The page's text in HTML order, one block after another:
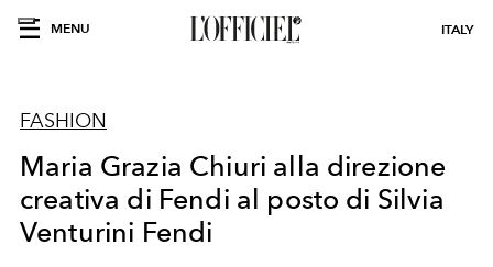
MENU ITALY
FASHION
Maria Grazia Chiuri alla direzione
creativa di Fendi al posto di Silvia
Venturini Fendi